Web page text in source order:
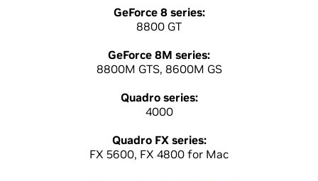
GeForce 8 series:
8800 GT
GeForce 8M series:
8800M GTS, 8600M GS
Quadro series:
4000
Quadro FX series:
FX 5600, FX 4800 for Mac